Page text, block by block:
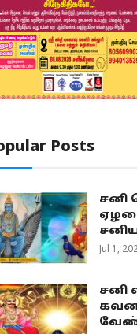
Posts
சனி
Jul 1,
சனி